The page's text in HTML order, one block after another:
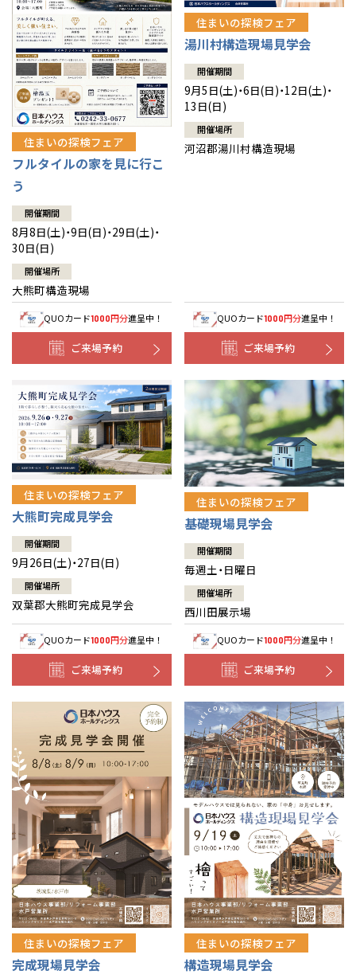
住まいの探検フェア
フルタイルの家を見に行こ
う
開催期間
8月8日(土)・9日(日)・29日(土)・
30日(日)
開催場所
大熊町構造現場
QUOカード1000円分進呈中！
ご来場予約
住まいの探検フェア
湯川村構造現場見学会
開催期間
9月5日(土)・6日(日)・12日(土)・
13日(日)
開催場所
河沼郡湯川村構造現場
QUOカード1000円分進呈中！
ご来場予約
住まいの探検フェア
大熊町完成見学会
開催期間
9月26日(土)・27日(日)
開催場所
双葉郡大熊町完成見学会
QUOカード1000円分進呈中！
ご来場予約
住まいの探検フェア
基礎現場見学会
開催期間
毎週土・日曜日
開催場所
西川田展示場
QUOカード1000円分進呈中！
ご来場予約
住まいの探検フェア
完成現場見学会
住まいの探検フェア
構造現場見学会